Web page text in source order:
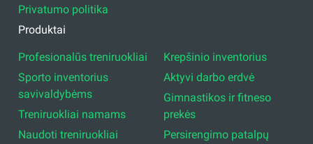
Privatumo politika
Produktai
Profesionalūs treniruokliai
Sporto inventorius
savivaldybėms
Treniruokliai namams
Naudoti treniruokliai
Krepšinio inventorius
Aktyvi darbo erdvė
Gimnastikos ir fitneso
prekės
Persirengimo patalpų